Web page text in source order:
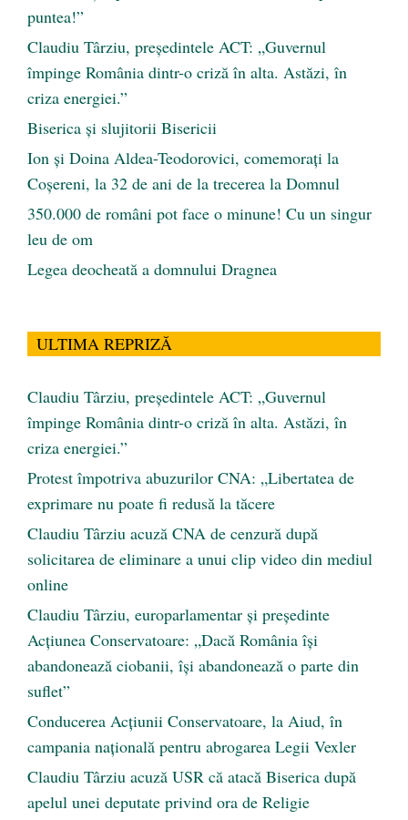
puntea!”
Claudiu Târziu, președintele ACT: „Guvernul
împinge România dintr-o criză în alta. Astăzi, în
criza energiei.”
Biserica și slujitorii Bisericii
Ion și Doina Aldea-Teodorovici, comemorați la
Coșereni, la 32 de ani de la trecerea la Domnul
350.000 de români pot face o minune! Cu un singur
leu de om
Legea deocheată a domnului Dragnea
ULTIMA REPRIZĂ
Claudiu Târziu, președintele ACT: „Guvernul
împinge România dintr-o criză în alta. Astăzi, în
criza energiei.”
Protest împotriva abuzurilor CNA: „Libertatea de
exprimare nu poate fi redusă la tăcere
Claudiu Târziu acuză CNA de cenzură după
solicitarea de eliminare a unui clip video din mediul
online
Claudiu Târziu, europarlamentar și președinte
Acțiunea Conservatoare: „Dacă România își
abandonează ciobanii, își abandonează o parte din
suflet”
Conducerea Acțiunii Conservatoare, la Aiud, în
campania națională pentru abrogarea Legii Vexler
Claudiu Târziu acuză USR că atacă Biserica după
apelul unei deputate privind ora de Religie